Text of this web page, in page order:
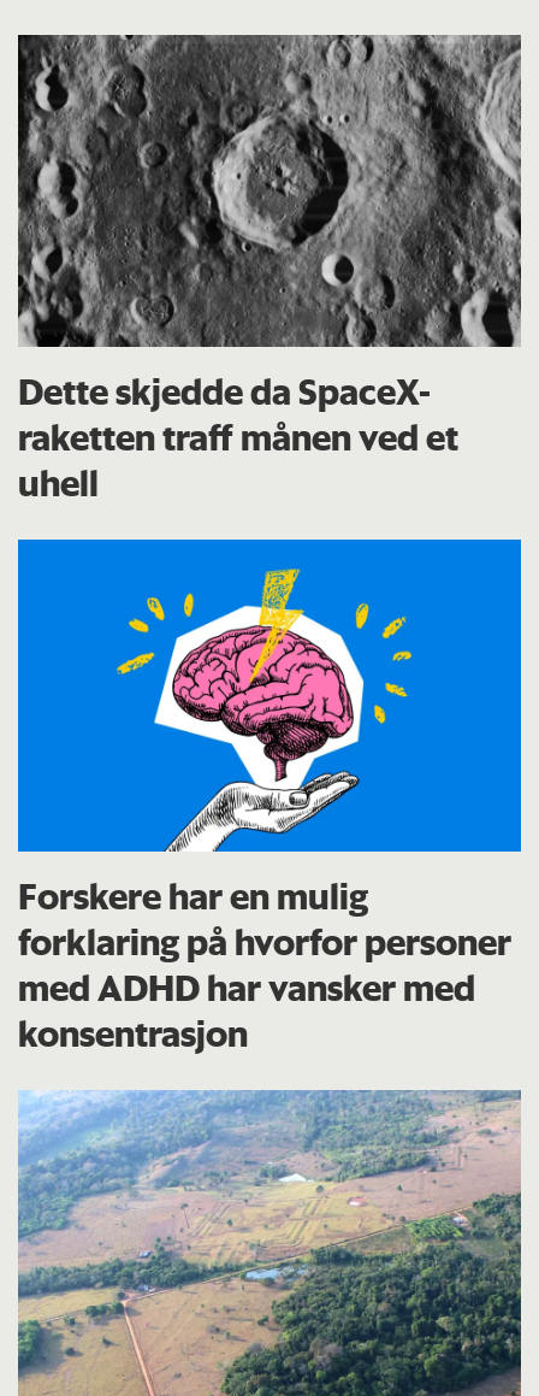
Dette skjedde da SpaceX-
raketten traff månen ved et
uhell
Forskere har en mulig
forklaring på hvorfor personer
med ADHD har vansker med
konsentrasjon